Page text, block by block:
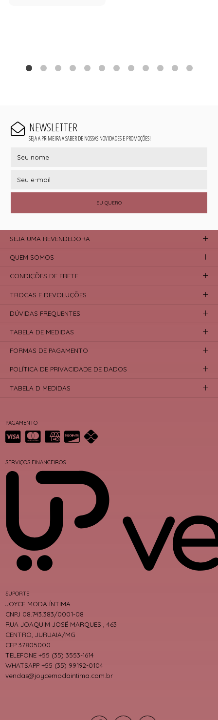
NEWSLETTER
SEJA A PRIMEIRA A SABER DE NOSSAS NOVIDADES E PROMOÇÕES!
EU QUERO
PAGAMENTO
SERVIÇOS FINANCEIROS
SUPORTE
JOYCE MODA ÍNTIMA
CNPJ 08.743.383/0001-08
RUA JOAQUIM JOSÉ MARQUES , 463
CENTRO, JURUAIA/MG
CEP 37805000
TELEFONE +55 (35) 3553-1614
WHATSAPP +55 (35) 99192-0104
vendas@joycemodaintima.com.br
SEJA UMA REVENDEDORA
QUEM SOMOS
CONDIÇÕES DE FRETE
TROCAS E DEVOLUÇÕES
DÚVIDAS FREQUENTES
TABELA DE MEDIDAS
FORMAS DE PAGAMENTO
POLÍTICA DE PRIVACIDADE DE DADOS
TABELA D MEDIDAS